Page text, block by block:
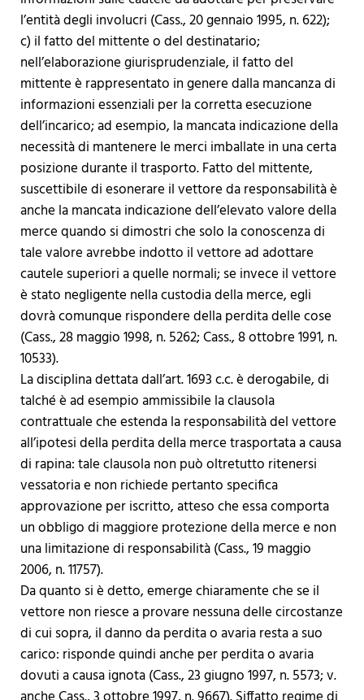
l’entità degli involucri (Cass., 20 gennaio 1995, n. 622);
c) il fatto del mittente o del destinatario;
nell’elaborazione giurisprudenziale, il fatto del
mittente è rappresentato in genere dalla mancanza di
informazioni essenziali per la corretta esecuzione
dell’incarico; ad esempio, la mancata indicazione della
necessità di mantenere le merci imballate in una certa
posizione durante il trasporto. Fatto del mittente,
suscettibile di esonerare il vettore da responsabilità è
anche la mancata indicazione dell’elevato valore della
merce quando si dimostri che solo la conoscenza di
tale valore avrebbe indotto il vettore ad adottare
cautele superiori a quelle normali; se invece il vettore
è stato negligente nella custodia della merce, egli
dovrà comunque rispondere della perdita delle cose
(Cass., 28 maggio 1998, n. 5262; Cass., 8 ottobre 1991, n.
10533).
La disciplina dettata dall’art. 1693 c.c. è derogabile, di
talché è ad esempio ammissibile la clausola
contrattuale che estenda la responsabilità del vettore
all’ipotesi della perdita della merce trasportata a causa
di rapina: tale clausola non può oltretutto ritenersi
vessatoria e non richiede pertanto specifica
approvazione per iscritto, atteso che essa comporta
un obbligo di maggiore protezione della merce e non
una limitazione di responsabilità (Cass., 19 maggio
2006, n. 11757).
Da quanto si è detto, emerge chiaramente che se il
vettore non riesce a provare nessuna delle circostanze
di cui sopra, il danno da perdita o avaria resta a suo
carico: risponde quindi anche per perdita o avaria
dovuti a causa ignota (Cass., 23 giugno 1997, n. 5573; v.